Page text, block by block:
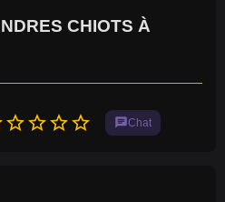
CHIOTS À
star_borderstar_borderstar_borderstar_border chatChat